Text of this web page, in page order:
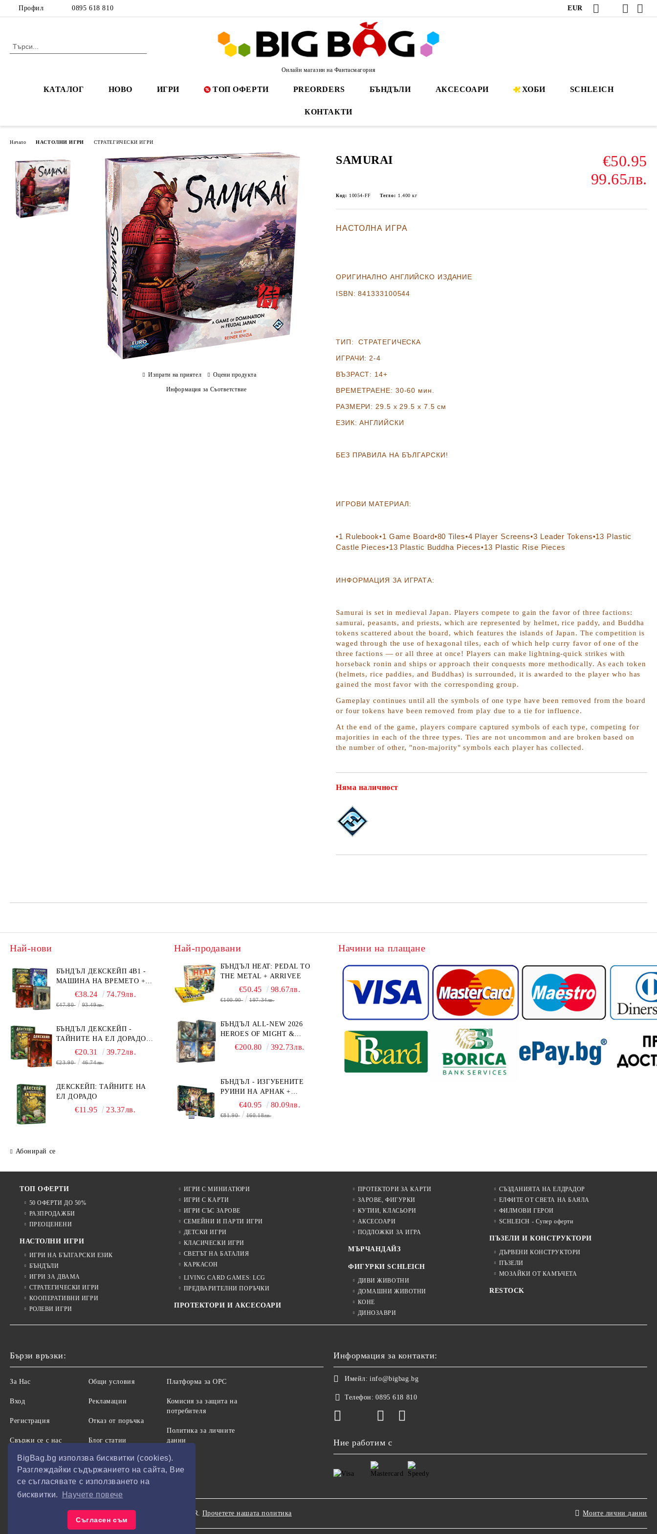
BigBag.bg използва бисквитки (cookies).
Разглеждайки съдържанието на сайта, Вие
се съгласявате с използването на
бисквитки.
Научете повече
Съгласен съм
Профил 0895 618 810 EUR
Онлайн магазин на Фантасмагория
КАТАЛОГ НОВО ИГРИ ТОП ОФЕРТИ PREORDERS БЪНДЪЛИ АКСЕСОАРИ ХОБИ SCHLEICH
КОНТАКТИ
Начало НАСТОЛНИ ИГРИ СТРАТЕГИЧЕСКИ ИГРИ
SAMURAI
€50.95
99.65лв.
Код: 10054-FF Тегло: 1.400 кг
НАСТОЛНА ИГРА
ОРИГИНАЛНО АНГЛИЙСКО ИЗДАНИЕ
ISBN: 841333100544
ТИП: СТРАТЕГИЧЕСКА
ИГРАЧИ: 2-4
ВЪЗРАСТ: 14+
ВРЕМЕТРАЕНЕ: 30-60 мин.
РАЗМЕРИ: 29.5 х 29.5 х 7 .5 см
ЕЗИК:АНГЛИЙСКИ
БЕЗ ПРАВИЛА НА БЪЛГАРСКИ!
ИГРОВИ МАТЕРИАЛ:
•1 Rulebook•1 Game Board•80 Tiles•4 Player Screens•3 Leader Tokens•13 Plastic
Castle Pieces•13 Plastic Buddha Pieces•13 Plastic Rise Pieces
ИНФОРМАЦИЯ ЗА ИГРАТА:
Samurai is set in medieval Japan. Players compete to gain the favor of three factions:
samurai, peasants, and priests, which are represented by helmet, rice paddy, and Buddha
tokens scattered about the board, which features the islands of Japan. The competition is
waged through the use of hexagonal tiles, each of which help curry favor of one of the
three factions — or all three at once! Players can make lightning-quick strikes with
horseback ronin and ships or approach their conquests more methodically. As each token
(helmets, rice paddies, and Buddhas) is surrounded, it is awarded to the player who has
gained the most favor with the corresponding group.
Gameplay continues until all the symbols of one type have been removed from the board
or four tokens have been removed from play due to a tie for influence.
At the end of the game, players compare captured symbols of each type, competing for
majorities in each of the three types. Ties are not uncommon and are broken based on
the number of other, "non-majority" symbols each player has collected.
Няма наличност
Изпрати на приятел Оцени продукта
Информация за Съответствие
Най-нови
БЪНДЪЛ ДЕКСКЕЙП 4В1 -
МАШИНА НА ВРЕМЕТО +
БЯГСТВО ОТ АЛКАТРАЗ +
ТАЙНИТЕ НА ЕЛ ДОРАДО +
€38.24 74.79лв.
€47.80 93.49лв.
БЪНДЪЛ ДЕКСКЕЙП -
ТАЙНИТЕ НА ЕЛ ДОРАДО +
ОЧИТЕ НА ДРАКОНА
€20.31 39.72лв.
€23.90 46.74лв.
ДЕКСКЕЙП: ТАЙНИТЕ НА
ЕЛ ДОРАДО
€11.95 23.37лв.
Абонирай се
Най-продавани
БЪНДЪЛ HEAT: PEDAL TO
THE METAL + ARRIVEE
€50.45 98.67лв.
€100.90 197.34лв.
БЪНДЪЛ ALL-NEW 2026
HEROES OF MIGHT &
MAGIC III: THE BOARD
€200.80 392.73лв.
БЪНДЪЛ - ИЗГУБЕНИТЕ
РУИНИ НА АРНАК +
ВОДАЧИ НА ЕКСПЕДИЦИИ
+ ПРОМО КАРТИ
€40.95 80.09лв.
€81.90 160.18лв.
Начини на плащане
ТОП ОФЕРТИ
50 ОФЕРТИ ДО 50%
РАЗПРОДАЖБИ
ПРЕОЦЕНЕНИ
НАСТОЛНИ ИГРИ
ИГРИ НА БЪЛГАРСКИ ЕЗИК
БЪНДЪЛИ
ИГРИ ЗА ДВАМА
СТРАТЕГИЧЕСКИ ИГРИ
КООПЕРАТИВНИ ИГРИ
РОЛЕВИ ИГРИ
ИГРИ С МИНИАТЮРИ
ИГРИ С КАРТИ
ИГРИ СЪС ЗАРОВЕ
СЕМЕЙНИ И ПАРТИ ИГРИ
ДЕТСКИ ИГРИ
КЛАСИЧЕСКИ ИГРИ
СВЕТЪТ НА БАТАЛИЯ
КАРКАСОН
LIVING CARD GAMES: LCG
ПРЕДВАРИТЕЛНИ ПОРЪЧКИ
ПРОТЕКТОРИ И АКСЕСОАРИ
ПРОТЕКТОРИ ЗА КАРТИ
ЗАРОВЕ, ФИГУРКИ
КУТИИ, КЛАСЬОРИ
АКСЕСОАРИ
ПОДЛОЖКИ ЗА ИГРА
МЪРЧАНДАЙЗ
ФИГУРКИ SCHLEICH
ДИВИ ЖИВОТНИ
ДОМАШНИ ЖИВОТНИ
КОНЕ
ДИНОЗАВРИ
СЪЗДАНИЯТА НА ЕЛДРАДОР
ЕЛФИТЕ ОТ СВЕТА НА БАЯЛА
ФИЛМОВИ ГЕРОИ
SCHLEICH - Супер оферти
ПЪЗЕЛИ И КОНСТРУКТОРИ
ДЪРВЕНИ КОНСТРУКТОРИ
ПЪЗЕЛИ
МОЗАЙКИ ОТ КАМЪЧЕТА
RESTOCK
Бързи връзки:
За Нас
Вход
Регистрация
Свържи се с нас
Общи условия
Рекламации
Отказ от поръчка
Блог статии
Платформа за ОРС
Комисия за защита на
потребителя
Политика за личните
данни
Информация за контакти:
Имейл: info@bigbag.bg
Телефон: 0895 618 810
Ние работим с
Нашият онлайн магазин е 100% съобразен с GDPR. Прочетете нашата политика Моите лични данни